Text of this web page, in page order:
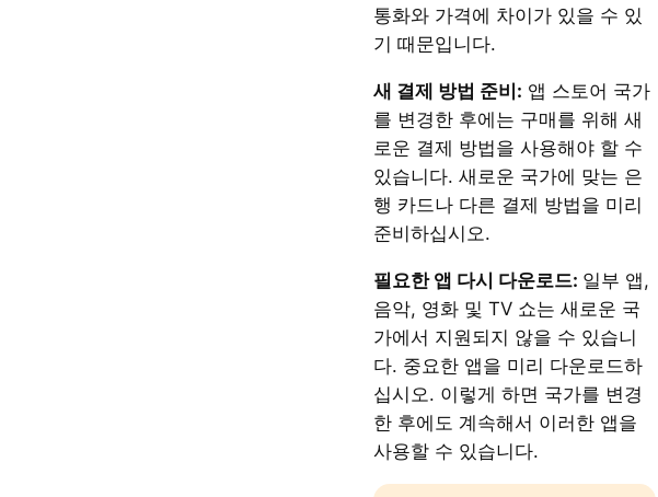
통화와 가격에 차이가 있을 수 있
기 때문입니다.
새 결제 방법 준비: 앱 스토어 국가
를 변경한 후에는 구매를 위해 새
로운 결제 방법을 사용해야 할 수
있습니다. 새로운 국가에 맞는 은
행 카드나 다른 결제 방법을 미리
준비하십시오.
필요한 앱 다시 다운로드: 일부 앱,
음악, 영화 및 TV 쇼는 새로운 국
가에서 지원되지 않을 수 있습니
다. 중요한 앱을 미리 다운로드하
십시오. 이렇게 하면 국가를 변경
한 후에도 계속해서 이러한 앱을
사용할 수 있습니다.